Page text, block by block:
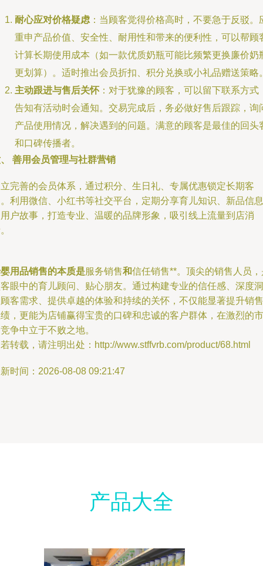
耐心应对价格疑虑 ：当顾客觉得价格高时，不要急于反驳。
重申产品价值、安全性、耐用性和带来的便利性，可以帮顾
计算长期使用成本（如一款优质奶瓶可能比频繁更换廉价奶
更划算）。适时推出会员折扣、积分兑换或小礼品赠送策略
主动跟进与售后关怀 ：对于犹豫的顾客，可以留下联系方式
告知有活动时会通知。交易完成后，务必做好售后跟踪，询
产品使用情况，解决遇到的问题。满意的顾客是最佳的回头
和口碑传播者。
善用会员管理与社群营销
完善的会员体系，通过积分、生日礼、专属优惠锁定长期客
利用微信、小红书等社交平台，定期分享育儿知识、新品信息
户故事，打造专业、温暖的品牌形象，吸引线上流量到店消
用品销售的本质是服务销售和信任销售**。顶尖的销售人员，
眼中的育儿顾问、贴心朋友。通过构建专业的信任感、深度洞
客需求、提供卓越的体验和持续的关怀，不仅能显著提升销售
，更能为店铺赢得宝贵的口碑和忠诚的客户群体，在激烈的市
争中立于不败之地。
转载，请注明出处：http://www.stffvrb.com/product/68.html
时间：2026-08-08 09:21:47
产品大全